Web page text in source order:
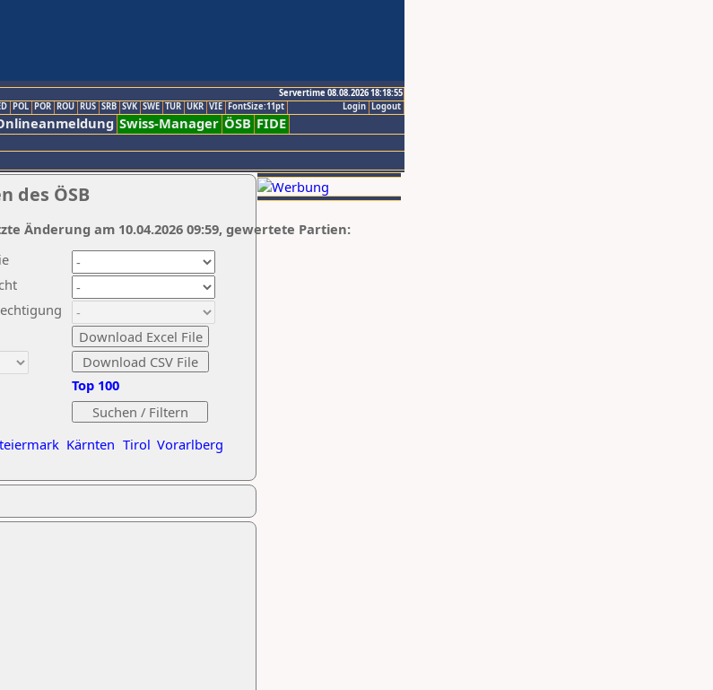
Servertime 08.08.2026 18:18:55
Logout
Login
POL POR ROU RUS SRB SVK SWE TUR UKR VIE FontSize:11pt
Swiss-Manager ÖSB FIDE
des ÖSB
Kärnten Tirol Vorarlberg
Top 100
Änderung am 10.04.2026 09:59, gewertete Partien: